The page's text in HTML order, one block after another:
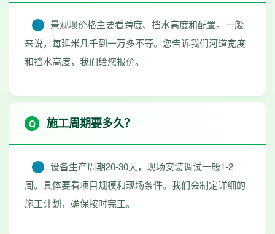
景观坝价格主要看跨度、挡水高度和配置。一般
来说，每延米几千到一万多不等。您告诉我们河道宽度
和挡水高度，我们给您报价。
施工周期要多久？
设备生产周期20-30天，现场安装调试一般1-2
周。具体要看项目规模和现场条件。我们会制定详细的
施工计划，确保按时完工。